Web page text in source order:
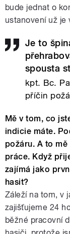
bude jednat o
ustanovení už je
Je to
spousta
kpt. Bc.
příčin
Mě v tom, co
indicie máte.
požáru. A to
práce. Když
zajímá jako
hasit?
Záleží na tom, v
zajišťujeme 24
běžné pracovní